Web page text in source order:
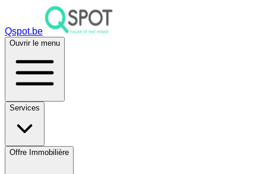
Qspot.be
Ouvrir le menu
Services
Offre Immobilière